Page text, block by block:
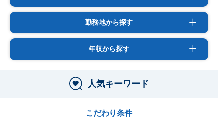
勤務地から探す
年収から探す
人気キーワード
こだわり条件